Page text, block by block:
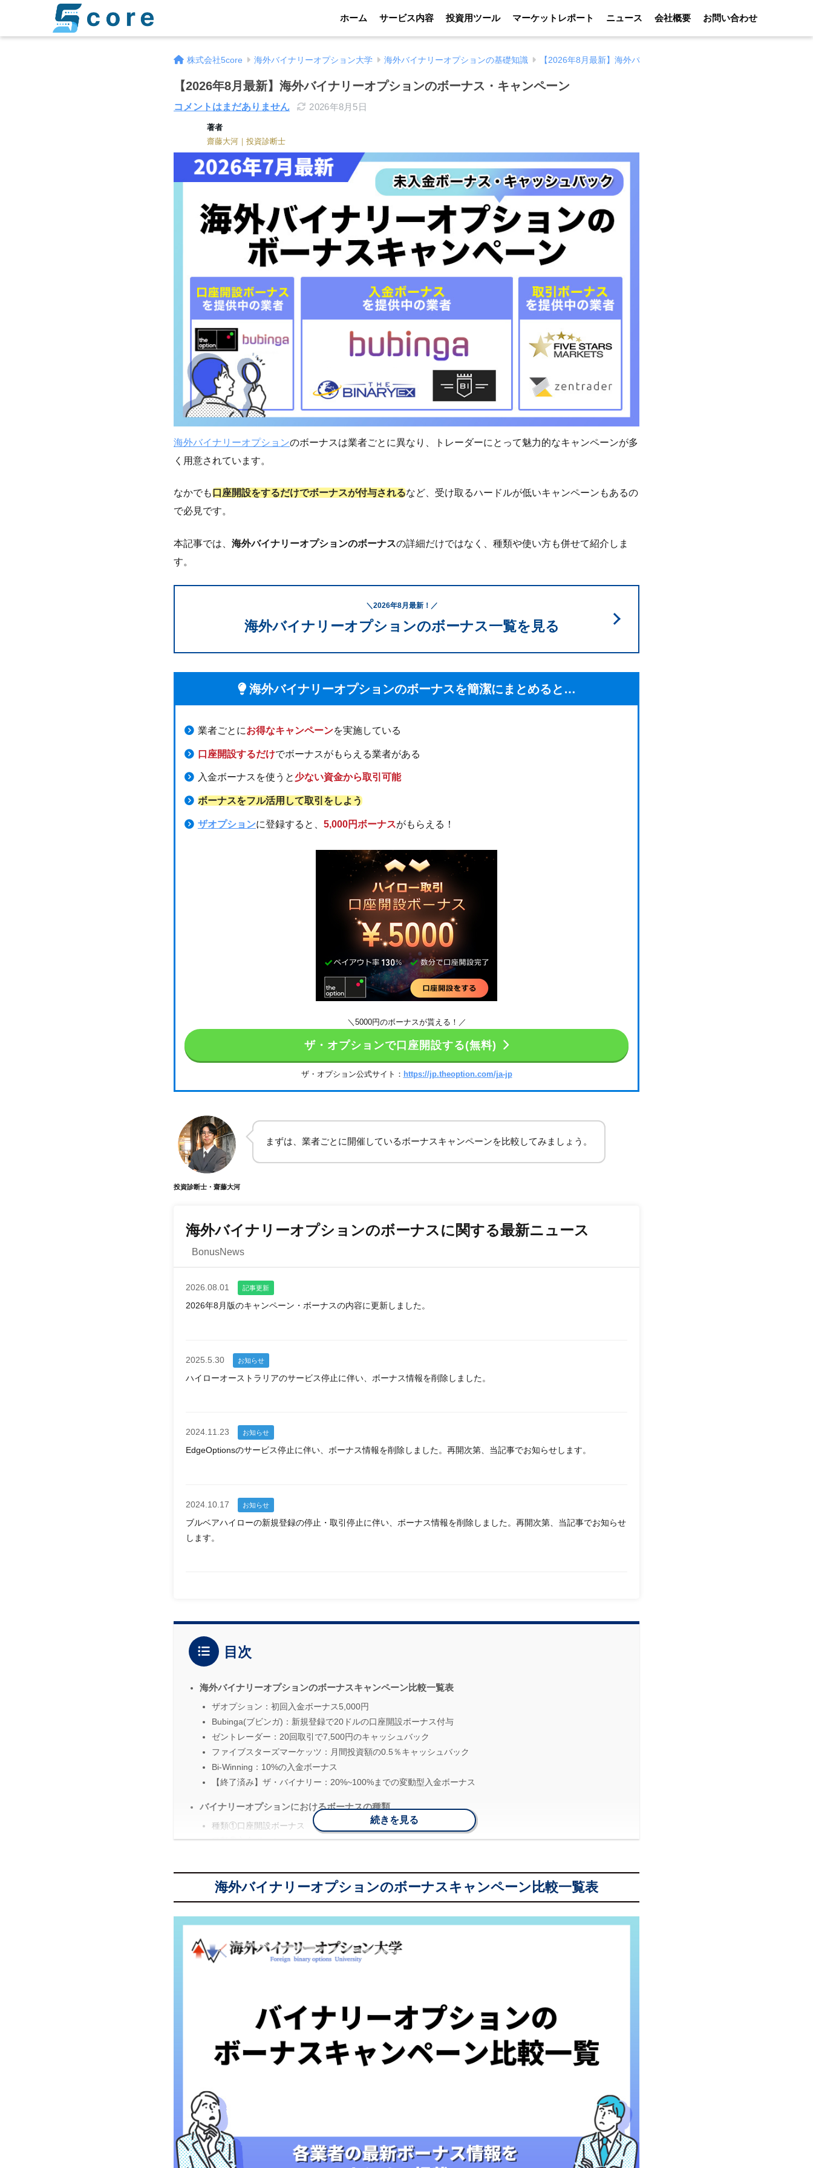
ホーム サービス内容 投資用ツール マーケットレポート ニュース 会社概要 お問い合わせ
株式会社5core 海外バイナリーオプション大学 海外バイナリーオプションの基礎知識 【2026年8月最新】海外バイナリーオプションのボーナス・キャンペー
【2026年8月最新】海外バイナリーオプションのボーナス・キャンペーン
コメントはまだありません 2026年8月5日
著者
齋藤大河｜投資診断士
海外バイナリーオプションのボーナスは業者ごとに異なり、トレーダーにとって魅力的なキャンペーンが多
く用意されています。
なかでも口座開設をするだけでボーナスが付与されるなど、受け取るハードルが低いキャンペーンもあるの
で必見です。
本記事では、 海外バイナリーオプションのボーナスの詳細だけではなく、種類や使い方も併せて紹介しま
す。
＼2026年8月最新！／
海外バイナリーオプションのボーナス一覧を見る
海外バイナリーオプションのボーナスを簡潔にまとめると…
業者ごとにお得なキャンペーンを実施している
口座開設するだけでボーナスがもらえる業者がある
入金ボーナスを使うと 少ない資金から取引可能
ボーナスをフル活用して取引をしよう
ザオプションに登録すると、 5,000円ボーナスがもらえる！
＼5000円のボーナスが貰える！／
ザ・オプションで口座開設する(無料)
ザ・オプション公式サイト： https://jp.theoption.com/ja-jp
投資診断士・齋藤大河
まずは、業者ごとに開催しているボーナスキャンペーンを比較してみましょう。
海外バイナリーオプションのボーナスに関する最新ニュース
BonusNews
2026.08.01 記事更新
2026年8月版のキャンペーン・ボーナスの内容に更新しました。
2025.5.30 お知らせ
ハイローオーストラリアのサービス停止に伴い、ボーナス情報を削除しました。
2024.11.23 お知らせ
EdgeOptionsのサービス停止に伴い、ボーナス情報を削除しました。再開次第、当記事でお知らせします。
2024.10.17 お知らせ
ブルベアハイローの新規登録の停止・取引停止に伴い、ボーナス情報を削除しました。再開次第、当記事でお知らせ
します。
目次
海外バイナリーオプションのボーナスキャンペーン比較一覧表
ザオプション：初回入金ボーナス5,000円
Bubinga(ブビンガ)：新規登録で20ドルの口座開設ボーナス付与
ゼントレーダー：20回取引で7,500円のキャッシュバック
ファイブスターズマーケッツ：月間投資額の0.5％キャッシュバック
Bi-Winning：10%の入金ボーナス
【終了済み】ザ・バイナリー：20%~100%までの変動型入金ボーナス
バイナリーオプションにおけるボーナスの種類
種類①口座開設ボーナス
種類②入金ボーナス
種類④業者毎の独自キャンペーン
バイナリーオプションのボーナス・キャッシュバックの使い方
海外バイナリーオプションのボーナスキャンペーンまとめ
続きを見る
海外バイナリーオプションのボーナスキャンペーン比較一覧表